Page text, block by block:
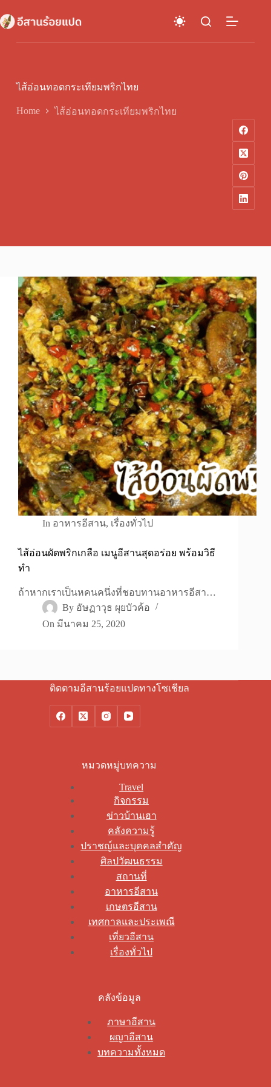
to
content
ไส้อ่อนทอดกระเทียมพริกไทย
Home ไส้อ่อนทอดกระเทียมพริกไทย
In อาหารอีสาน, เรื่องทั่วไป
ไส้อ่อนผัดพริกเกลือ เมนูอีสานสุดอร่อย พร้อมวิธี
ทำ
ถ้าหากเราเป็นหคนคนึ่งที่ชอบทานอาหารอีสา…
By อัษฏาวุธ ผุยบัวค้อ
On มีนาคม 25, 2020
ติดตามอีสานร้อยแปดทางโซเชียล
หมวดหมู่บทความ
Travel
กิจกรรม
ข่าวบ้านเฮา
คลังความรู้
ปราชญ์และบุคคลสำคัญ
ศิลปวัฒนธรรม
สถานที่
อาหารอีสาน
เกษตรอีสาน
เทศกาลและประเพณี
เที่ยวอีสาน
เรื่องทั่วไป
คลังข้อมูล
ภาษาอีสาน
ผญาอีสาน
บทความทั้งหมด